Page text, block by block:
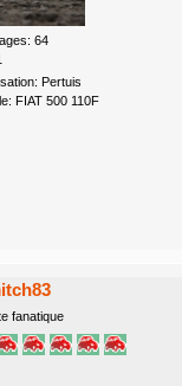
64
Pertuis
FIAT 500 110F
fanatique